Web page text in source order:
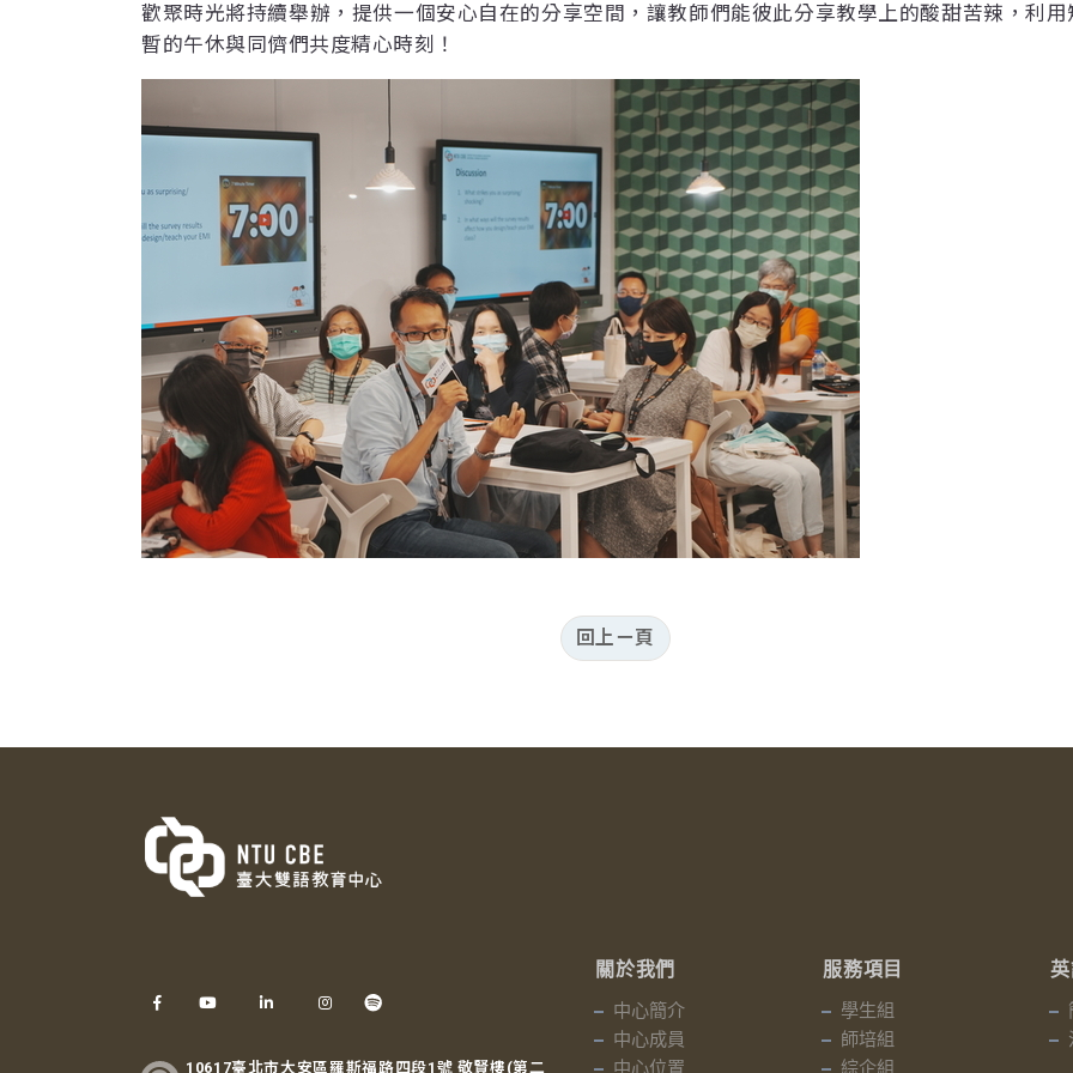
歡聚時光將持續舉辦，提供一個安心自在的分享空間，讓教師們能彼此分享教學上的酸甜苦辣，利用
暫的午休與同儕們共度精心時刻！
回上ㄧ頁
10617臺北市大安區羅斯福路四段1號 敬賢樓(第二
關於我們
中心簡介
中心成員
服務項目
學生組
師培組